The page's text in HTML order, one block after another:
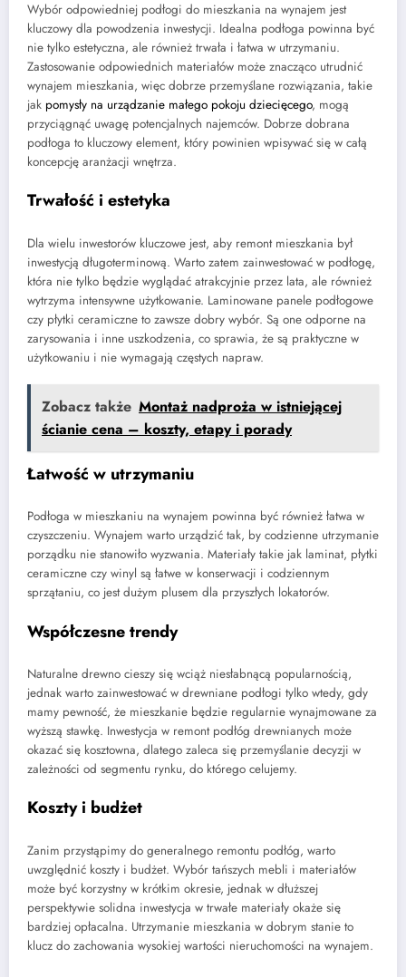
Wybór odpowiedniej podłogi do mieszkania na wynajem jest
kluczowy dla powodzenia inwestycji. Idealna podłoga powinna być
nie tylko estetyczna, ale również trwała i łatwa w utrzymaniu.
Zastosowanie odpowiednich materiałów może znacząco utrudnić
wynajem mieszkania, więc dobrze przemyślane rozwiązania, takie
jak pomysły na urządzanie małego pokoju dziecięcego, mogą
przyciągnąć uwagę potencjalnych najemców. Dobrze dobrana
podłoga to kluczowy element, który powinien wpisywać się w całą
koncepcję aranżacji wnętrza.
Trwałość i estetyka
Dla wielu inwestorów kluczowe jest, aby remont mieszkania był
inwestycją długoterminową. Warto zatem zainwestować w podłogę,
która nie tylko będzie wyglądać atrakcyjnie przez lata, ale również
wytrzyma intensywne użytkowanie. Laminowane panele podłogowe
czy płytki ceramiczne to zawsze dobry wybór. Są one odporne na
zarysowania i inne uszkodzenia, co sprawia, że są praktyczne w
użytkowaniu i nie wymagają częstych napraw.
Zobacz także Montaż nadproża w istniejącej
ścianie cena – koszty, etapy i porady
Łatwość w utrzymaniu
Podłoga w mieszkaniu na wynajem powinna być również łatwa w
czyszczeniu. Wynajem warto urządzić tak, by codzienne utrzymanie
porządku nie stanowiło wyzwania. Materiały takie jak laminat, płytki
ceramiczne czy winyl są łatwe w konserwacji i codziennym
sprzątaniu, co jest dużym plusem dla przyszłych lokatorów.
Współczesne trendy
Naturalne drewno cieszy się wciąż niesłabnącą popularnością,
jednak warto zainwestować w drewniane podłogi tylko wtedy, gdy
mamy pewność, że mieszkanie będzie regularnie wynajmowane za
wyższą stawkę. Inwestycja w remont podłóg drewnianych może
okazać się kosztowna, dlatego zaleca się przemyślanie decyzji w
zależności od segmentu rynku, do którego celujemy.
Koszty i budżet
Zanim przystąpimy do generalnego remontu podłóg, warto
uwzględnić koszty i budżet. Wybór tańszych mebli i materiałów
może być korzystny w krótkim okresie, jednak w dłuższej
perspektywie solidna inwestycja w trwałe materiały okaże się
bardziej opłacalna. Utrzymanie mieszkania w dobrym stanie to
klucz do zachowania wysokiej wartości nieruchomości na wynajem.